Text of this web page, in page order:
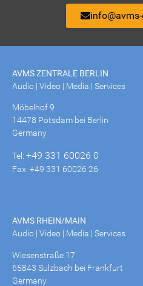
AVMS ZENTRALE BERLIN
Audio | Video | Media | Services
Möbelhof 9
14478 Potsdam bei Berlin
Germany
Tel: +49 331 60026 0
Fax: +49 331 60026 26
AVMS RHEIN/MAIN
Audio | Video | Media | Services
Wiesenstraße 17
65843 Sulzbach bei Frankfurt
Germany